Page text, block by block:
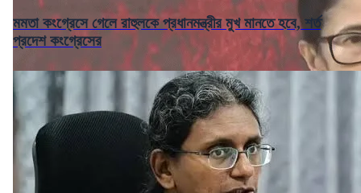
মমতা কংগ্রেসে গেলে রাহুলকে প্রধানমন্ত্রীর মুখ মানতে হবে, শর্ত
প্রদেশ কংগ্রেসের